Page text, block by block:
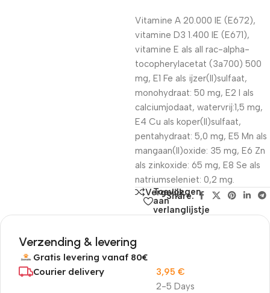
Vitamine A 20.000 IE (E672),
vitamine D3 1.400 IE (E671),
vitamine E als all rac-alpha-
tocopherylacetat (3a700) 500
mg, E1 Fe als ijzer(II)sulfaat,
monohydraat: 50 mg, E2 I als
calciumjodaat, watervrij:1,5 mg,
E4 Cu als koper(II)sulfaat,
pentahydraat: 5,0 mg, E5 Mn als
mangaan(II)oxide: 35 mg, E6 Zn
als zinkoxide: 65 mg, E8 Se als
natriumseleniet: 0,2 mg.
Vergelijk
Toevoegen
aan
verlanglijstje
Share:
Verzending & levering
Gratis levering vanaf 80€
Courier delivery
2-5 Days
3,95 €